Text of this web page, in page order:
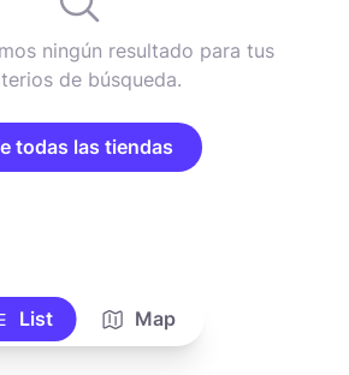
ningún resultado para tus
de búsqueda.
todas las tiendas
List Map